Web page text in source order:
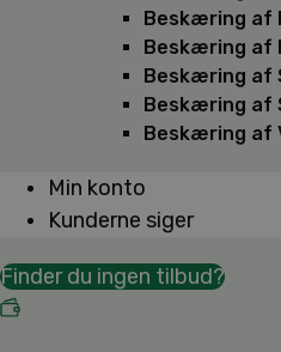
Beskæring af
Beskæring af
Beskæring af
Beskæring af
Beskæring af
Min konto
Kunderne siger
Finder du ingen tilbud?